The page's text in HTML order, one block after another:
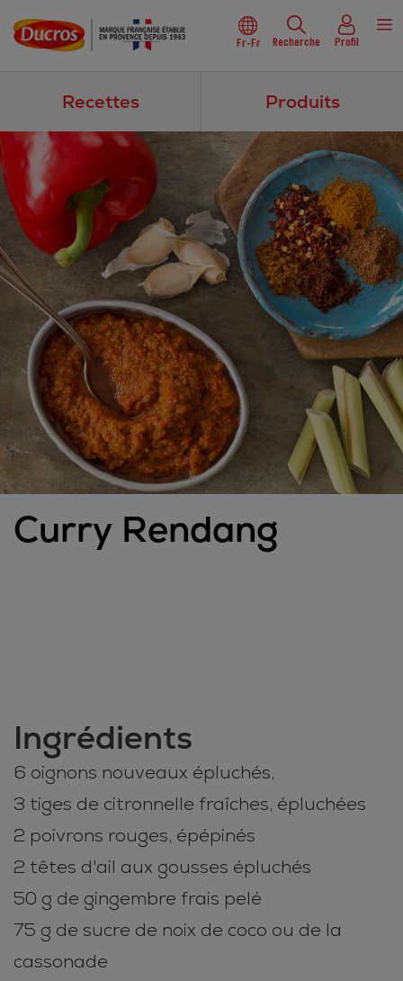
Fr-Fr Recherche Profil
Recettes Produits
Curry Rendang
Ingrédients
6 oignons nouveaux épluchés,
3 tiges de citronnelle fraîches, épluchées
2 poivrons rouges, épépinés
2 têtes d'ail aux gousses épluchés
50 g de gingembre frais pelé
75 g de sucre de noix de coco ou de la
cassonade